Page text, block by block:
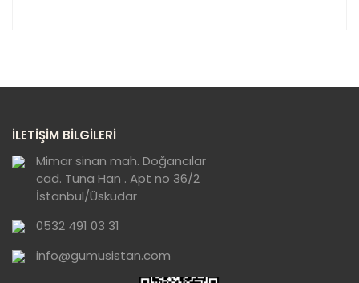
görüntülenemiyor.
Ürün açıklamasında eksik bilgiler bulunuyor.
Ürün bilgilerinde hatalar bulunuyor.
Ürün fiyatı diğer sitelerden daha pahalı.
Bu ürüne benzer farklı alternatifler olmalı.
İLETİŞİM BİLGİLERİ
Mimar sinan mah. Doğancılar
cad. Tuna Han . Apt no 36/2
İstanbul/Üsküdar
0532 491 03 31
info@gumusistan.com